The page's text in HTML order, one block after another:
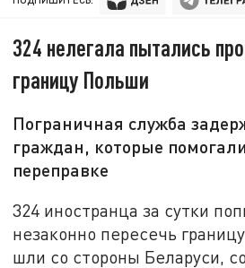
324 нелегала пытались
границу Польши
Пограничная служба
граждан, которые
переправке
324 иностранца за сутки
незаконно пересечь
шли со стороны Беларуси,